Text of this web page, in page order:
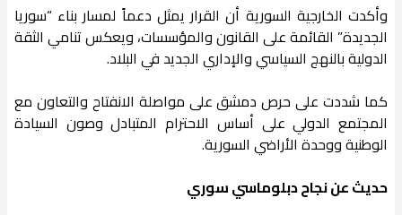
وأكدت الخارجية السورية أن القرار يمثل دعماً لمسار بناء “سوريا
الجديدة” القائمة على القانون والمؤسسات، ويعكس تنامي الثقة
الدولية بالنهج السياسي والإداري الجديد في البلاد.
كما شددت على حرص دمشق على مواصلة الانفتاح والتعاون مع
المجتمع الدولي على أساس الاحترام المتبادل وصون السيادة
الوطنية ووحدة الأراضي السورية.
حديث عن نجاح دبلوماسي سوري